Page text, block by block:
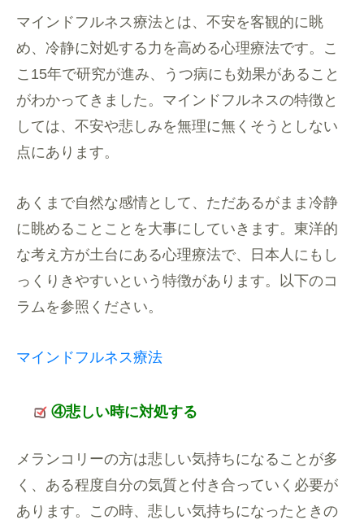
マインドフルネス療法とは、不安を客観的に眺
め、冷静に対処する力を高める心理療法です。こ
こ15年で研究が進み、うつ病にも効果があること
がわかってきました。マインドフルネスの特徴と
しては、不安や悲しみを無理に無くそうとしない
点にあります。
あくまで自然な感情として、ただあるがまま冷静
に眺めることことを大事にしていきます。東洋的
な考え方が土台にある心理療法で、日本人にもし
っくりきやすいという特徴があります。以下のコ
ラムを参照ください。
マインドフルネス療法
④悲しい時に対処する
メランコリーの方は悲しい気持ちになることが多
く、ある程度自分の気質と付き合っていく必要が
あります。この時、悲しい気持ちになったときの